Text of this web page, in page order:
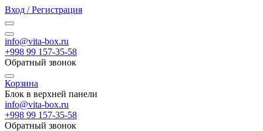
Вход / Регистрация
info@vita-box.ru
+998 99 157-35-58
Обратный звонок
Корзина
Блок в верхней панели
info@vita-box.ru
+998 99 157-35-58
Обратный звонок